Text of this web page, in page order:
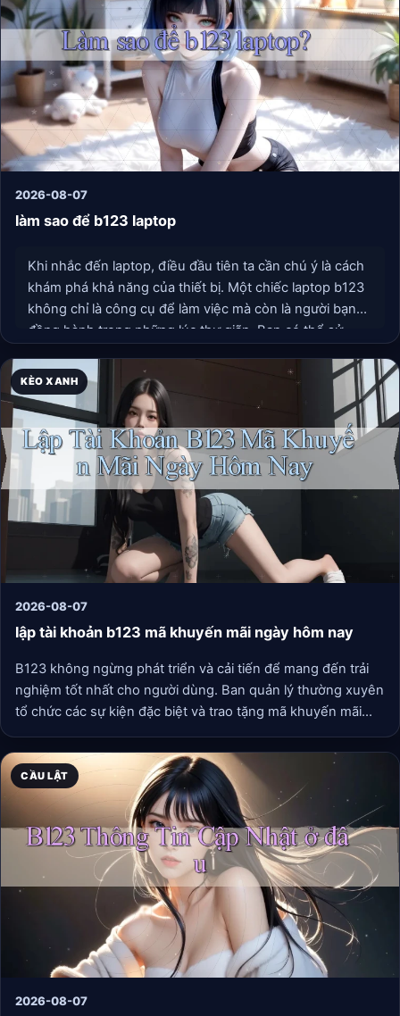
tiếp theo.
2026-08-07
làm sao để b123 laptop
Khi nhắc đến laptop, điều đầu tiên ta cần chú ý là cách
khám phá khả năng của thiết bị. Một chiếc laptop b123
không chỉ là công cụ để làm việc mà còn là người bạn
đồng hành trong những lúc thư giãn. Bạn có thể sử
tác âm nhạc.
KÈO XANH
2026-08-07
lập tài khoản b123 mã khuyến mãi ngày hôm nay
B123 không ngừng phát triển và cải tiến để mang đến trải
nghiệm tốt nhất cho người dùng. Ban quản lý thường xuyên
tổ chức các sự kiện đặc biệt và trao tặng mã khuyến mãi
mới để khuyến khích người dùng khám phá. Ai biết được,
trong tương lai, B123 có thể trở thành một cộng đồng lớn
mạnh, nơi mọi người có thể học hỏi, chia sẻ và phát triển
cùng nhau.
CẦU LẬT
2026-08-07